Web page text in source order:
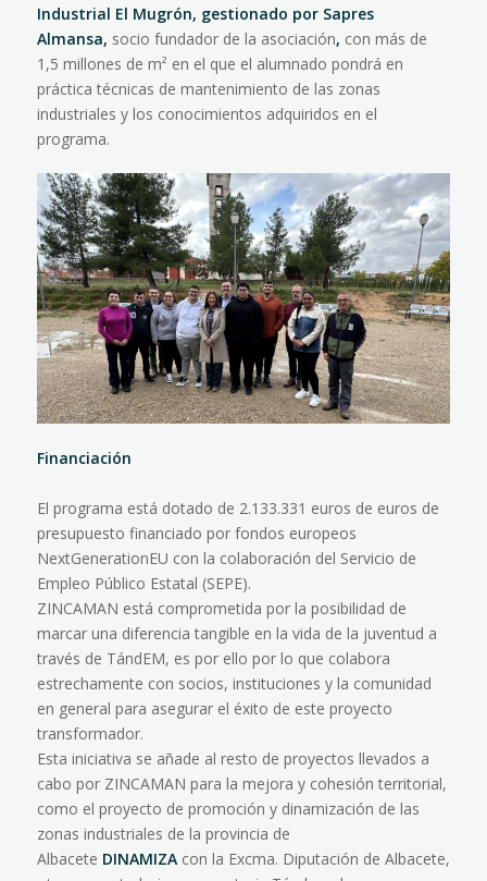
Industrial El Mugrón, gestionado por Sapres
Almansa, socio fundador de la asociación, con más de
1,5 millones de m² en el que el alumnado pondrá en
práctica técnicas de mantenimiento de las zonas
industriales y los conocimientos adquiridos en el
programa.
Financiación
El programa está dotado de 2.133.331 euros de euros de
presupuesto financiado por fondos europeos
NextGenerationEU con la colaboración del Servicio de
Empleo Público Estatal (SEPE).
ZINCAMAN está comprometida por la posibilidad de
marcar una diferencia tangible en la vida de la juventud a
través de TándEM, es por ello por lo que colabora
estrechamente con socios, instituciones y la comunidad
en general para asegurar el éxito de este proyecto
transformador.
Esta iniciativa se añade al resto de proyectos llevados a
cabo por ZINCAMAN para la mejora y cohesión territorial,
como el proyecto de promoción y dinamización de las
zonas industriales de la provincia de
Albacete DINAMIZA con la Excma. Diputación de Albacete,